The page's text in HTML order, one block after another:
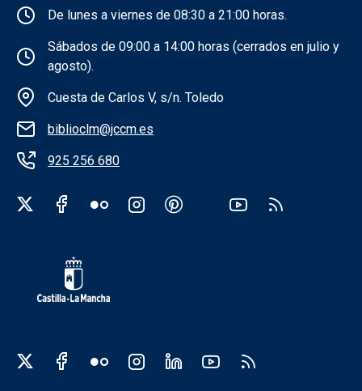
Información de la institución
De lunes a viernes de 08:30 a 21:00 horas.
Sábados de 09:00 a 14:00 horas (cerrados en julio y
agosto).
Cuesta de Carlos V, s/n. Toledo
biblioclm@jccm.es
925 256 680
Redes sociales institución
Redes sociales JCCM